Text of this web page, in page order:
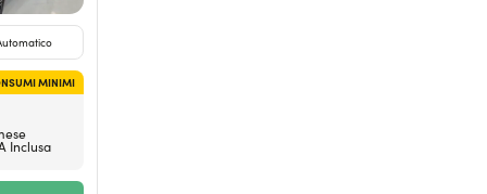
MINIMI
Inclusa